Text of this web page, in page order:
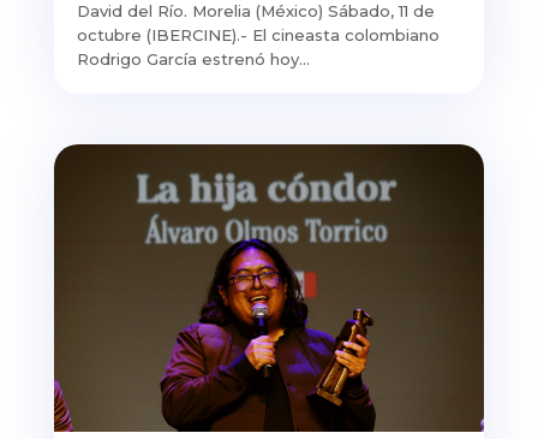
David del Río. Morelia (México) Sábado, 11 de
octubre (IBERCINE).- El cineasta colombiano
Rodrigo García estrenó hoy...